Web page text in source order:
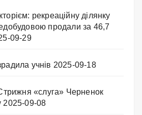
рекреаційну ділянку
продали за 46,7
09-29
учнів 2025-09-18
«слуга» Черненок
2025-09-08